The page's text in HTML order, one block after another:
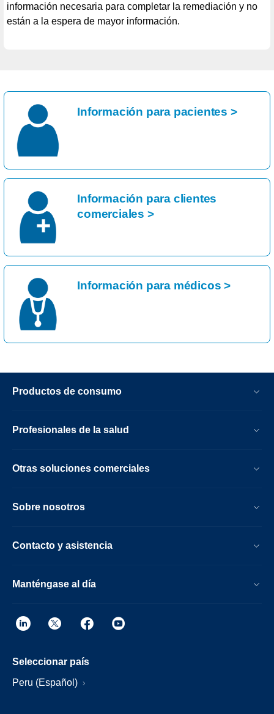
información necesaria para completar la remediación y no
están a la espera de mayor información.
Información para pacientes >
Información para clientes
comerciales >
Información para médicos >
Productos de consumo
Profesionales de la salud
Otras soluciones comerciales
Sobre nosotros
Contacto y asistencia
Manténgase al día
Seleccionar país
Peru (Español)